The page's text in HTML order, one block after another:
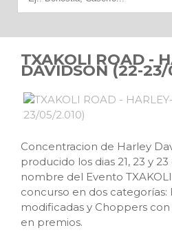
TXAKOLI ROAD -
DAVIDSON (22-
Concentracion de Harley
producido los dias 21, 23 y
nombre del Evento
concurso en dos categorías:
modificadas y Choppers
en premios.